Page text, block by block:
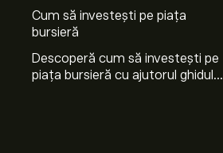
Cum să investești pe piața
bursieră
Descoperă cum să investești pe
piața bursieră cu ajutorul ghidului